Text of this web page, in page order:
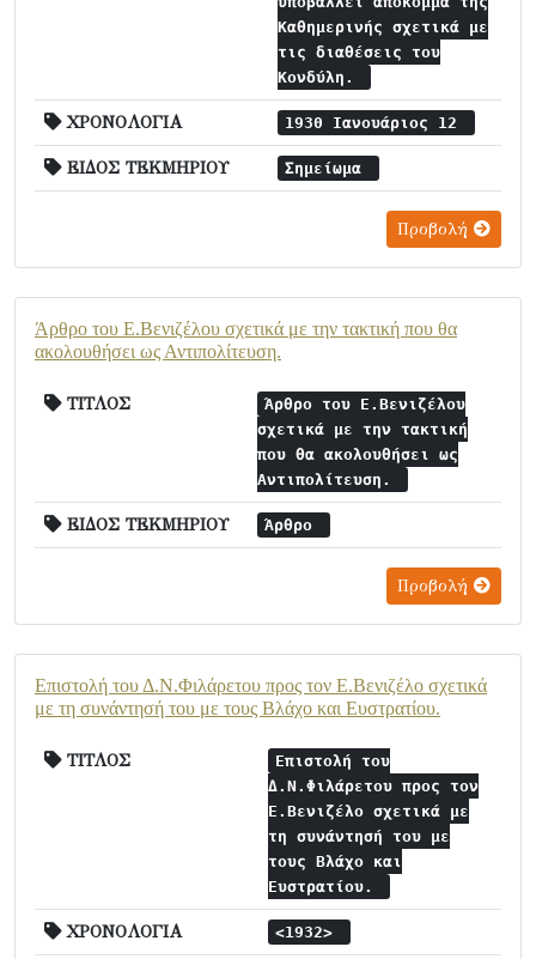
Καθημερινής σχετικά με
τις διαθέσεις του
Κονδύλη.
ΧΡΟΝΟΛΟΓΙΑ 1930 Ιανουάριος 12
ΕΙΔΟΣ ΤΕΚΜΗΡΙΟΥ Σημείωμα
Προβολή
Άρθρο του Ε.Βενιζέλου σχετικά με την τακτική που θα
ακολουθήσει ως Αντιπολίτευση.
ΤΙΤΛΟΣ
Άρθρο του Ε.Βενιζέλου
σχετικά με την τακτική
που θα ακολουθήσει ως
Αντιπολίτευση.
ΕΙΔΟΣ ΤΕΚΜΗΡΙΟΥ Άρθρο
Προβολή
Επιστολή του Δ.Ν.Φιλάρετου προς τον Ε.Βενιζέλο σχετικά
με τη συνάντησή του με τους Βλάχο και Ευστρατίου.
ΤΙΤΛΟΣ
Επιστολή του
Δ.Ν.Φιλάρετου προς τον
Ε.Βενιζέλο σχετικά με
τη συνάντησή του με
τους Βλάχο και
Ευστρατίου.
ΧΡΟΝΟΛΟΓΙΑ <1932>